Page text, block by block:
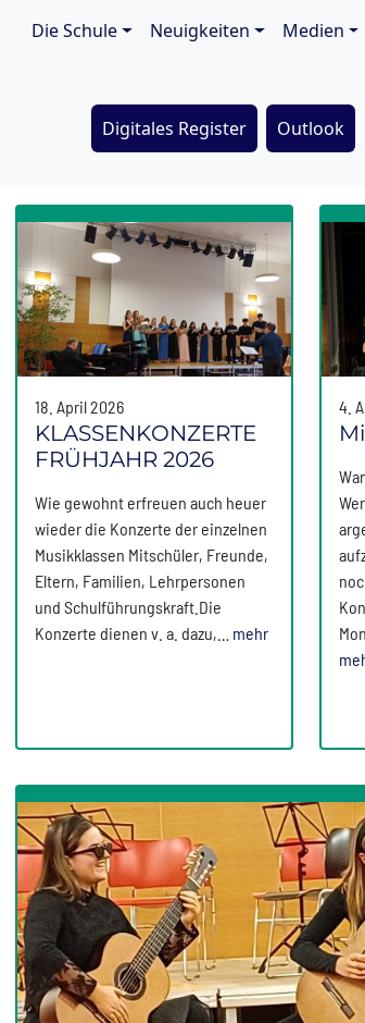
Main navigation
Die Schule Neuigkeiten Medien
Digitales Register Outlook
18. April 2026
KLASSENKONZERTE
FRÜHJAHR 2026
Wie gewohnt erfreuen auch heuer
wieder die Konzerte der einzelnen
Musikklassen Mitschüler, Freunde,
Eltern, Familien, Lehrpersonen
und Schulführungskraft.Die
Konzerte dienen v. a. dazu,… mehr
4.